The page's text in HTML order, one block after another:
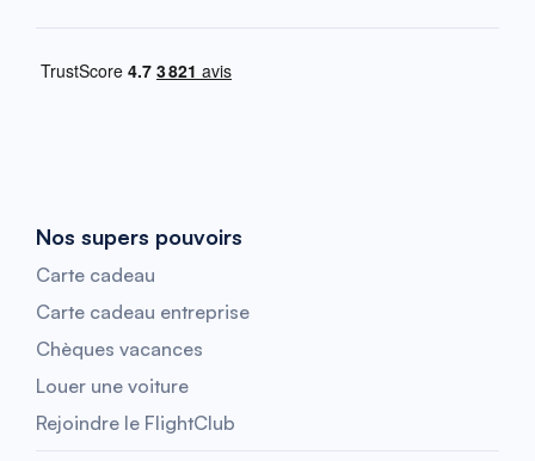
Nos supers pouvoirs
Carte cadeau
Carte cadeau entreprise
Chèques vacances
Louer une voiture
Rejoindre le FlightClub